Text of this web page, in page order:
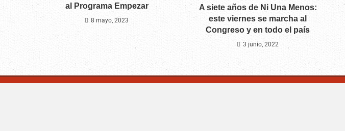
al Programa Empezar
8 mayo, 2023
A siete años de Ni Una Menos:
este viernes se marcha al
Congreso y en todo el país
3 junio, 2022